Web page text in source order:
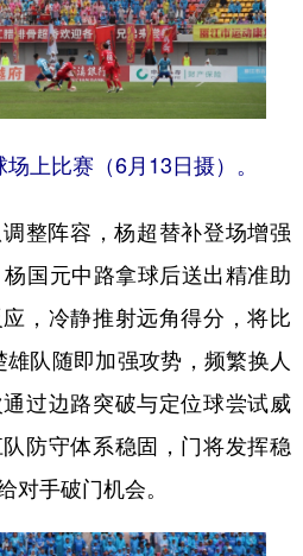
上比赛（6月13日摄）。
阵容，杨超替补登场增强
国元中路拿球后送出精准助
，冷静推射远角得分，将比
队随即加强攻势，频繁换人
过边路突破与定位球尝试威
防守体系稳固，门将发挥稳
对手破门机会。